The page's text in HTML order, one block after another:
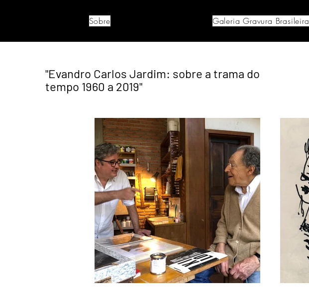
Sobre Galeria Gravura Brasileira
"Evandro Carlos Jardim: sobre a trama do
tempo 1960 a 2019"